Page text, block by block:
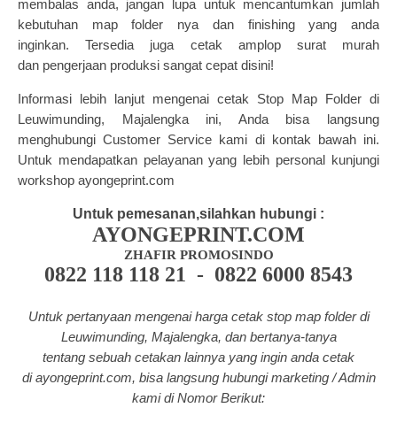
membalas anda, jangan lupa untuk mencantumkan jumlah
kebutuhan map folder nya dan finishing yang anda
inginkan.Tersedia juga cetak amplop suratmurah
dan pengerjaan produksi sangat cepat disini!
Informasi lebih lanjut mengenai cetak Stop Map Folder di
Leuwimunding, Majalengka ini, Anda bisa langsung
menghubungi Customer Service kami di kontak bawah ini.
Untuk mendapatkan pelayanan yang lebih personal kunjungi
workshop ayongeprint.com
Untuk pemesanan,silahkan hubungi :
AYONGEPRINT.COM
ZHAFIR PROMOSINDO
0822 118 118 21 - 0822 6000 8543
Untuk pertanyaan mengenai harga cetak stop map folder di
Leuwimunding, Majalengka, dan bertanya-tanya
tentang sebuah cetakan lainnya yang ingin anda cetak
di ayongeprint.com, bisa langsung hubungi marketing / Admin
kami di Nomor Berikut: